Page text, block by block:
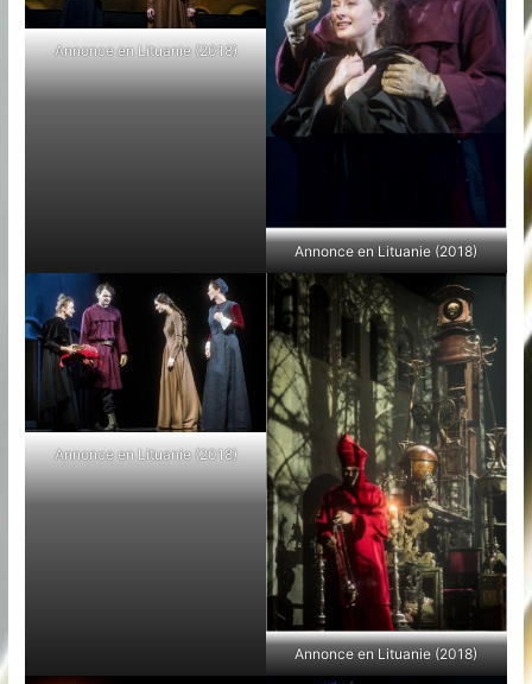
Annonce en Lituanie (2018)
Annonce en Lituanie (2018)
Annonce en Lituanie (2018)
Annonce en Lituanie (2018)